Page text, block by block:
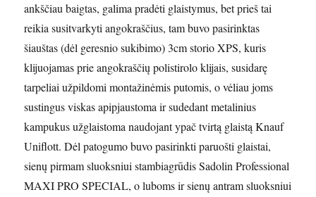
ankščiau baigtas, galima pradėti glaistymus, bet prieš tai
reikia susitvarkyti angokraščius, tam buvo pasirinktas
šiauštas (dėl geresnio sukibimo) 3cm storio XPS, kuris
klijuojamas prie angokraščių polistirolo klijais, susidarę
tarpeliai užpildomi montažinėmis putomis, o vėliau joms
sustingus viskas apipjaustoma ir sudedant metalinius
kampukus užglaistoma naudojant ypač tvirtą glaistą Knauf
Uniflott. Dėl patogumo buvo pasirinkti paruošti glaistai,
sienų pirmam sluoksniui stambiagrūdis Sadolin Professional
MAXI PRO SPECIAL, o luboms ir sienų antram sluoksniui